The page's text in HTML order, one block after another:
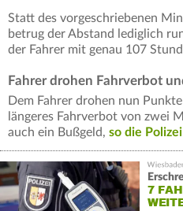
Statt des vorgeschriebenen
betrug der Abstand lediglich
der Fahrer mit genau 107
Fahrer drohen Fahrverbot
Dem Fahrer drohen nun
längeres Fahrverbot von zwei
auch ein Bußgeld, so die Polizei
7